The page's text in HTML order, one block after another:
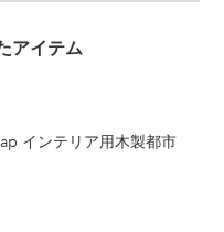
アイテム
インテリア用木製都市